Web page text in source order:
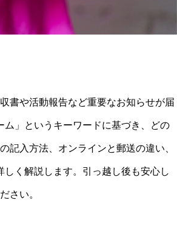
書や活動報告など重要なお知らせが届
」というキーワードに基づき、どの
記入方法、オンラインと郵送の違い、
く解説します。引っ越し後も安心し
さい。